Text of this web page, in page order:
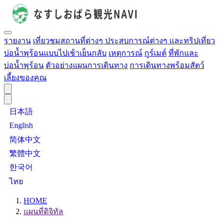
รายงาน เที่ยวชมสถานที่ต่างๆ ประสบการณ์ต่างๆ และทริปเที่ยว
บ่อน้ำพุร้อนแบบไปเช้าเย็นกลับ เหตุการณ์ กูร์เมต์ ที่พักและ
บ่อน้ำพุร้อน ตัวอย่างแผนการเดินทาง การเดินทางพร้อมสัตว์
เลี้ยงของคุณ
日本語
English
简体中文
繁體中文
한국어
ไทย
HOME
แผนที่ดิจิทัล